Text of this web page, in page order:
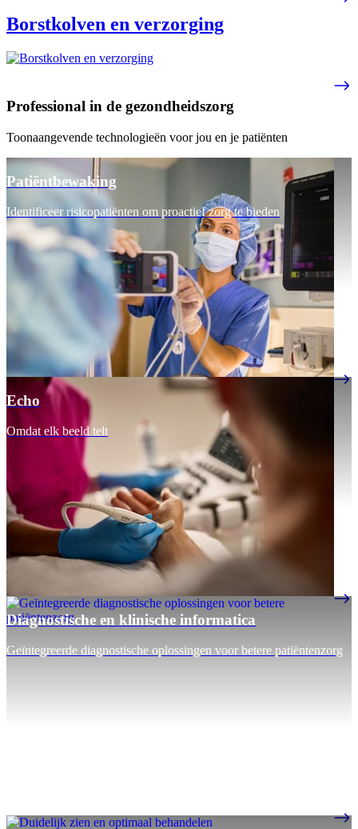
Borstkolven en verzorging
Professional in de gezondheidszorg
Toonaangevende technologieën voor jou en je patiënten
Patiëntbewaking
Identificeer risicopatiënten om proactief zorg te bieden
Echo
Omdat elk beeld telt
Diagnostische en klinische informatica
Geïntegreerde diagnostische oplossingen voor betere patiëntenzorg